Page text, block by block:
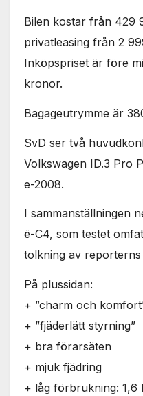
Bilen kostar från 429
privatleasing från 2
Inköpspriset är före
kronor.
Bagageutrymme är
SvD ser två
Volkswagen ID.3 Pro
e-2008.
I sammanställningen
ë-C4, som testet
tolkning av
På plussidan:
+ ”charm och
+ ”fjäderlätt styrning”
+ bra förarsäten
+ mjuk fjädring
+ låg förbrukning: 1,6